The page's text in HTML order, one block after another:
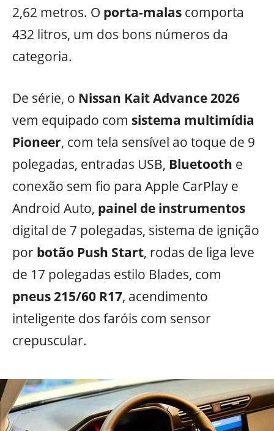
2,62 metros. O porta-malas comporta
432 litros, um dos bons números da
categoria.
De série, o Nissan Kait Advance 2026
vem equipado com sistema multimídia
Pioneer, com tela sensível ao toque de 9
polegadas, entradas USB, Bluetooth e
conexão sem fio para Apple CarPlay e
Android Auto, painel de instrumentos
digital de 7 polegadas, sistema de ignição
por botão Push Start, rodas de liga leve
de 17 polegadas estilo Blades, com
pneus 215/60 R17, acendimento
inteligente dos faróis com sensor
crepuscular.